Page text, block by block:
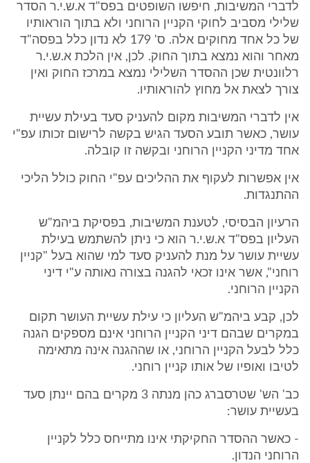
לדברי המשיבות, חיפשו השופטים בפס"ד א.ש.י.ר הסדר
שלילי מסביב לחוקי הקניין הרוחני ולא בתוך הוראותיו
של כל אחד מחוקים אלה. ס' 179 לא נדון כלל בפסה"ד
מאחר והוא נמצא בתוך החוק. לכן, אין הלכת א.ש.י.ר
רלוונטית שכן ההסדר השלילי נמצא במרכז החוק ואין
צורך לצאת אל מחוץ להוראותיו.
אין לדברי המשיבות מקום להעניק סעד בעילת עשיית
עושר, כאשר תובע הסעד הגיש בקשה לרישום זכותו עפ"י
אחד מדיני הקניין הרוחני ובקשה זו קובלה.
אין אפשרות לעקוף את ההליכים עפ"י החוק כולל הליכי
ההתנגדות.
הרעיון הבסיסי, לטענת המשיבות, בפסיקת ביהמ"ש
העליון בפס"ד א.ש.י.ר הוא כי ניתן להשתמש בעילת
עשיית עושר על מנת להעניק סעד למי שהוא בעל "קניין
רוחני", אשר אינו זכאי להגנה בצורה נאותה ע"י דיני
הקניין הרוחני.
לכן, קבע ביהמ"ש העליון כי עילת עשיית העושר תקום
במקרים שבהם דיני הקניין הרוחני אינם מספקים הגנה
כלל לבעל הקניין הרוחני, או שההגנה אינה מתאימה
לטיבו ואופיו של אותו קניין רוחני.
כב' הש' שטרסברג כהן מנתה 3 מקרים בהם יינתן סעד
בעשיית עושר:
- כאשר ההסדר החקיקתי אינו מתייחס כלל לקניין
הרוחני הנדון.